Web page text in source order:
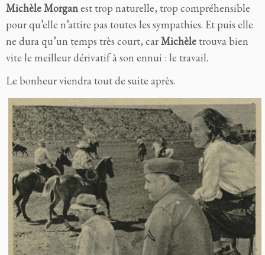
Michèle Morganest trop naturelle, trop compréhensible
pour qu’elle n’attire pas toutes les sympathies. Et puis elle
ne dura qu’un temps très court, carMichèle trouva bien
vite le meilleur dérivatif à son ennui : le travail.
Le bonheur viendra tout de suite après.